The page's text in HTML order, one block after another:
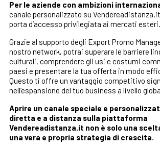
Per le aziende con ambizioni
canale personalizzato su
porta d’accesso privilegiata ai mercati esteri.
Grazie al supporto degli Export Promo
nostro network, potrai superare le barriere
culturali, comprendere gli usi e costumi
paesi e presentare la tua offerta in modo
Questo ti offre un vantaggio competitivo
nell’espansione del tuo business a livello
Aprire un canale speciale e
diretta e a distanza sulla piattaforma
Vendereadistanza.it non è solo una
una vera e propria strategia di crescita.